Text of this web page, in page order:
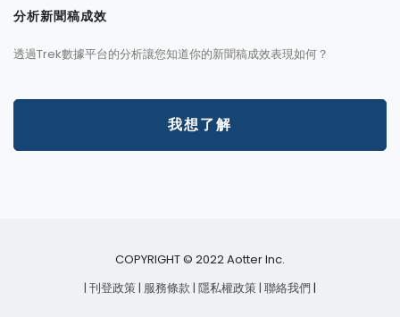
分析新聞稿成效
透過Trek數據平台的分析讓您知道你的新聞稿成效表現如何？
我想了解
COPYRIGHT © 2022 Aotter Inc.
| 刊登政策| 服務條款 | 隱私權政策| 聯絡我們 |